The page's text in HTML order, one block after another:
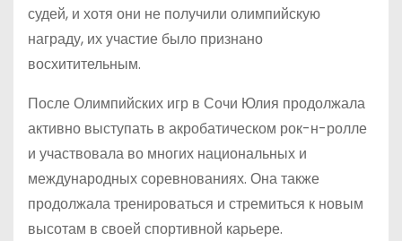
судей, и хотя они не получили олимпийскую
награду, их участие было признано
восхитительным.
После Олимпийских игр в Сочи Юлия продолжала
активно выступать в акробатическом рок-н-ролле
и участвовала во многих национальных и
международных соревнованиях. Она также
продолжала тренироваться и стремиться к новым
высотам в своей спортивной карьере.